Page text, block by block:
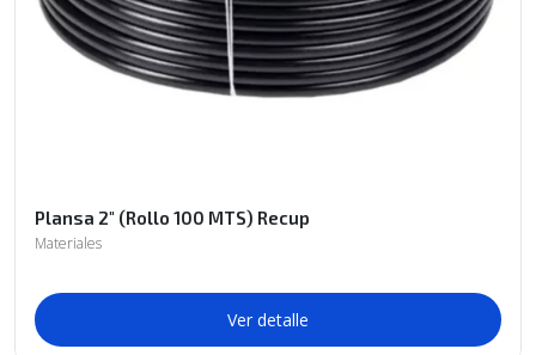
Plansa 2" (Rollo 100 MTS) Recup
Materiales
Ver detalle